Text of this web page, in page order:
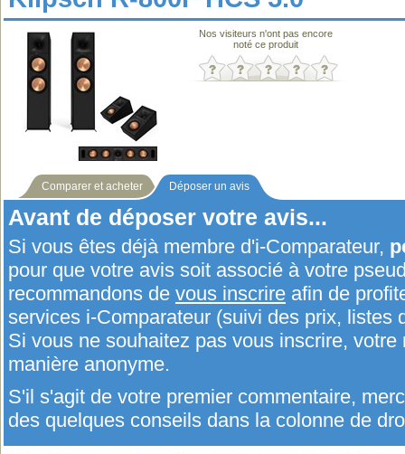
Nos visiteurs n'ont pas encore
noté ce produit
Comparer et acheter Déposer un avis
Avant de déposer votre avis...
Si vous êtes déjà membre d'i-Comparateur,
pour que votre avis soit associé à votre
recommandons de vous inscrire afin de
services i-Comparateur (suivi des prix, listes
Si vous ne souhaitez pas vous inscrire,
manière anonyme.
S'il s'agit de votre premier commentaire,
des quelques conseils dans la colonne de